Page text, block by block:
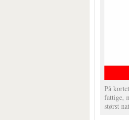
På
fattige,
størst